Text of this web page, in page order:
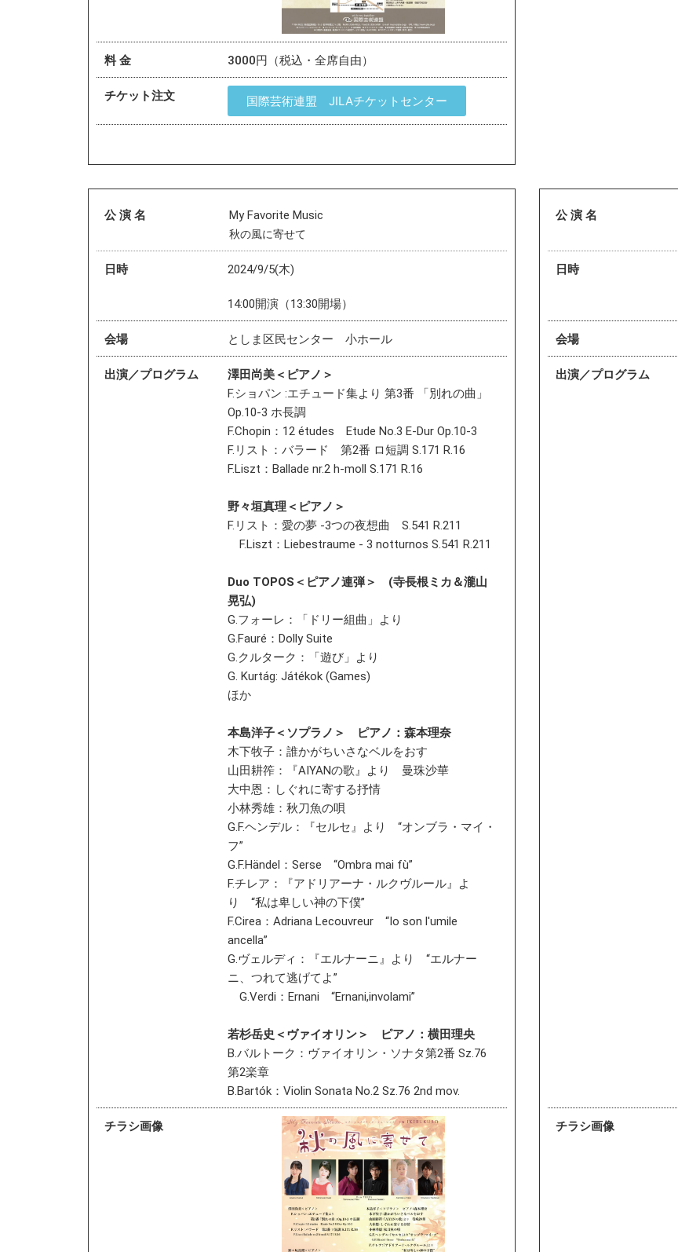
料 金 3000円（税込・全席自由）
チケット注文 国際芸術連盟 JILAチケットセンター
公 演 名 My Favorite Music
秋の風に寄せて
日時 2024/9/5(木)
14:00開演（13:30開場）
会場 としま区民センター 小ホール
出演／プログラム
澤田尚美＜ピアノ＞
F.ショパン :エチュード集より 第3番 「別れの曲」
Op.10-3 ホ長調
F.Chopin：12 études Etude No.3 E-Dur Op.10-3
F.リスト：バラード 第2番 ロ短調 S.171 R.16
F.Liszt：Ballade nr.2 h-moll S.171 R.16
野々垣真理＜ピアノ＞
F.リスト：愛の夢 -3つの夜想曲 S.541 R.211
F.Liszt：Liebestraume - 3 notturnos S.541 R.211
Duo TOPOS＜ピアノ連弾＞ (寺長根ミカ＆瀧山
晃弘)
G.フォーレ：「ドリー組曲」より
G.Fauré：Dolly Suite
G.クルターク：「遊び」より
G. Kurtág: Játékok (Games)
ほか
本島洋子＜ソプラノ＞ ピアノ：森本理奈
木下牧子：誰かがちいさなベルをおす
山田耕筰：『AIYANの歌』より 曼珠沙華
大中恩：しぐれに寄する抒情
小林秀雄：秋刀魚の唄
G.F.ヘンデル：『セルセ』より “オンブラ・マイ・
フ”
G.F.Händel：Serse “Ombra mai fù”
F.チレア：『アドリアーナ・ルクヴルール』よ
り “私は卑しい神の下僕”
F.Cirea：Adriana Lecouvreur “Io son l'umile
ancella”
G.ヴェルディ：『エルナーニ』より “エルナー
ニ、つれて逃げてよ”
G.Verdi：Ernani “Ernani,involami”
若杉岳史＜ヴァイオリン＞ ピアノ：横田理央
B.バルトーク：ヴァイオリン・ソナタ第2番 Sz.76
第2楽章
B.Bartók：Violin Sonata No.2 Sz.76 2nd mov.
チラシ画像
公 演 名
日時
会場
出演／プログラム
チラシ画像